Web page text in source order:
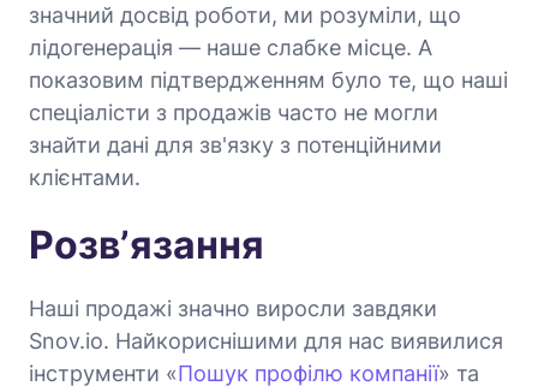
значний досвід роботи, ми розуміли, що
лідогенерація — наше слабке місце. А
показовим підтвердженням було те, що наші
спеціалісти з продажів часто не могли
знайти дані для зв'язку з потенційними
клієнтами.
Розвʼязання
Наші продажі значно виросли завдяки
Snov.io. Найкориснішими для нас виявилися
інструменти «Пошук профілю компанії» та